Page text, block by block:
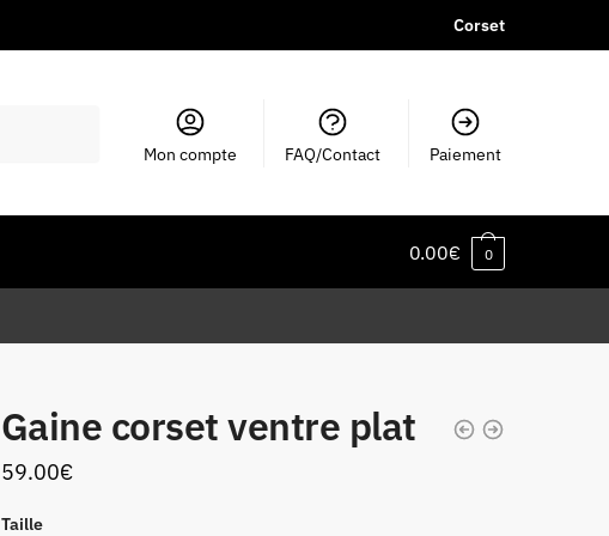
Corset
Mon compte FAQ/Contact Paiement
0.00€ 0
Gaine corset ventre plat
59.00€
Taille